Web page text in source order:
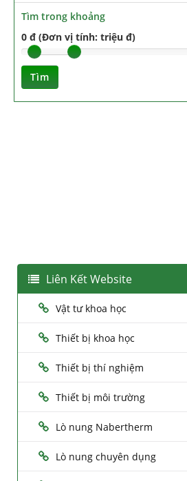
Tìm trong khoảng
0 đ (Đơn vị tính: triệu đ)
Tìm
Liên Kết Website
Vật tư khoa học
Thiết bị khoa học
Thiết bị thí nghiệm
Thiết bị môi trường
Lò nung Nabertherm
Lò nung chuyên dụng